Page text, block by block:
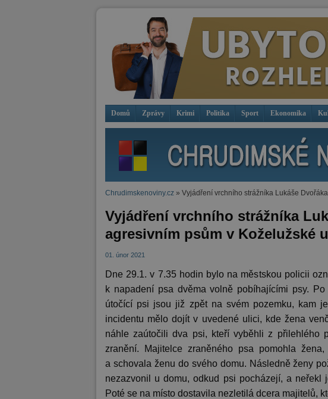
Domů Zprávy Krimi Politika Sport Ekonomika
Chrudimskenoviny.cz » Vyjádření vrchního strážníka Lukáše
Vyjádření vrchního strážníka
agresivním psům v Koželužské
01. únor 2021
Dne 29.1. v 7.35 hodin bylo na městskou policii
k napadení psa dvěma volně pobíhajícími psy.
útočící psi jsou již zpět na svém pozemku, kam
incidentu mělo dojít v uvedené ulici, kde žena
náhle zaútočili dva psi, kteří vyběhli z přilehlého
zranění. Majitelce zraněného psa pomohla
a schovala ženu do svého domu. Následně ženy
nezazvonil u domu, odkud psi pocházejí, a neřekl
Poté se na místo dostavila nezletilá dcera majitelů,